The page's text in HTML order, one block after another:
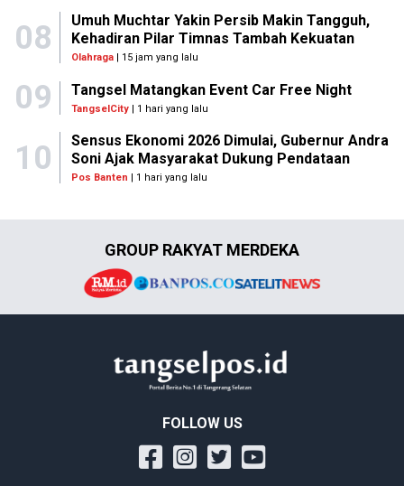
08
Umuh Muchtar Yakin Persib Makin Tangguh,
Kehadiran Pilar Timnas Tambah Kekuatan
Olahraga| 15 jam yang lalu
09 Tangsel Matangkan Event Car Free Night
TangselCity | 1 hari yang lalu
10
Sensus Ekonomi 2026 Dimulai, Gubernur Andra
Soni Ajak Masyarakat Dukung Pendataan
Pos Banten | 1 hari yang lalu
GROUP RAKYAT MERDEKA
FOLLOW US